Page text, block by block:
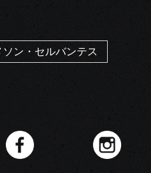
ン・セルバンテス